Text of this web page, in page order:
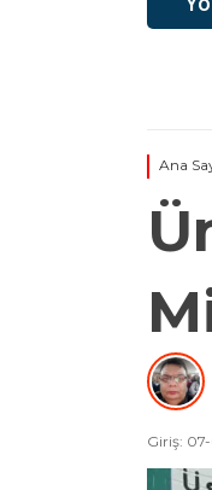
Ana
Giriş: